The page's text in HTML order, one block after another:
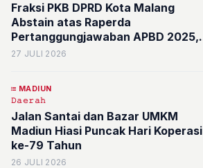
Fraksi PKB DPRD Kota Malang
Abstain atas Raperda
Pertanggungjawaban APBD 2025,
22 Catatan Strategis untuk Pemkot
27 JULI 2026
MADIUN
𝙳𝚊𝚎𝚛𝚊𝚑
Jalan Santai dan Bazar UMKM
Madiun Hiasi Puncak Hari Koperasi
ke-79 Tahun
26 JULI 2026